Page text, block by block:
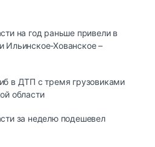
на год раньше привели в
Ильинское-Хованское –
в ДТП с тремя грузовиками
области
за неделю подешевел